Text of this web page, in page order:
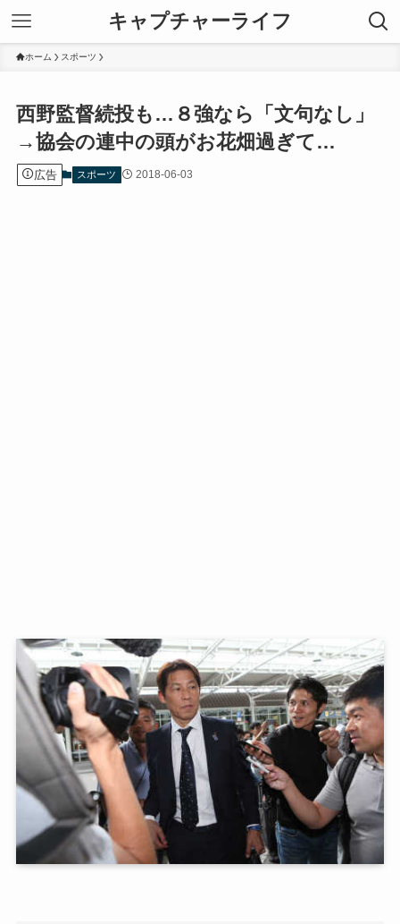
キャプチャーライフ
ホーム スポーツ
西野監督続投も…８強なら「文句なし」
→協会の連中の頭がお花畑過ぎて…
広告 スポーツ 2018-06-03